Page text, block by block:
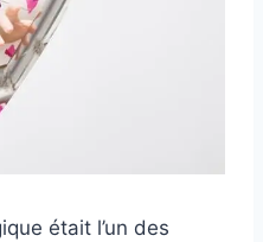
était l’un des